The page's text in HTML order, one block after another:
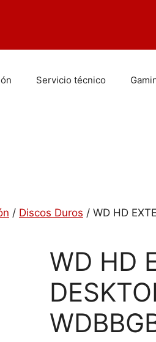
Servicio técnico
/ Discos Duros / WD HD
WD HD